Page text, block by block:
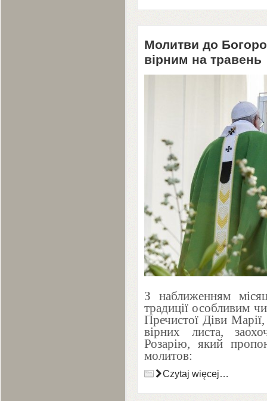
Молитви до
вірним на травень
З наближенням
традиції особливим
Пречистої Діви
вірних листа,
Розарію, який
молитов:
Czytaj więcej…